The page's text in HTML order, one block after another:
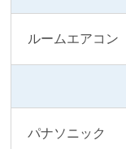
ルームエアコン
パナソニック